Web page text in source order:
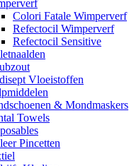
Colori Fatale Wimperverf
Refectocil Wimperverf
Refectocil Sensitive
Vloeistoffen
& Mondmaskers
Towels
Pincetten